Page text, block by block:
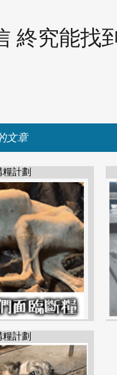
終究能找
文章
糧計劃
計劃